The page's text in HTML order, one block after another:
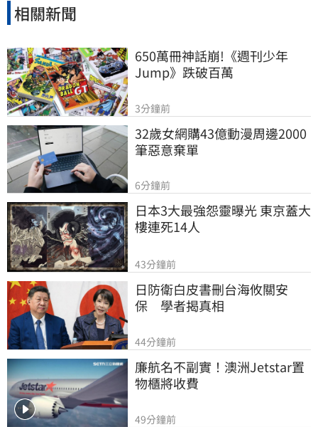
相關新聞
650萬冊神話崩!《週刊少年
Jump》跌破百萬
3分鐘前
32歲女網購43億動漫周邊2000
筆惡意棄單
6分鐘前
日本3大最強怨靈曝光 東京蓋大
樓連死14人
43分鐘前
日防衛白皮書刪台海攸關安
保　學者揭真相
44分鐘前
廉航名不副實！澳洲Jetstar置
物櫃將收費
49分鐘前